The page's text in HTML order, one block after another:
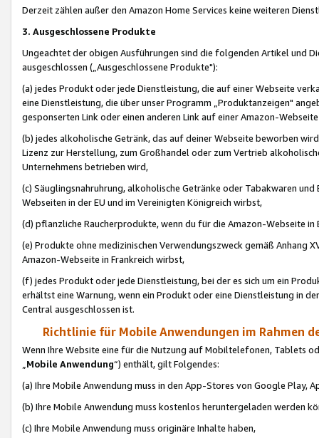
Derzeit zählen außer den Amazon Home Services keine weiteren
3. Ausgeschlossene Produkte
Ungeachtet der obigen Ausführungen sind die folgenden Artikel und
ausgeschlossen („Ausgeschlossene Produkte"):
(a) jedes Produkt oder jede Dienstleistung, die auf einer Webseite
eine Dienstleistung, die über unser Programm „Produktanzeigen"
gesponserten Link oder einen anderen Link auf einer Amazon-
(b) jedes alkoholische Getränk, das auf deiner Webseite beworben
Lizenz zur Herstellung, zum Großhandel oder zum Vertrieb
Unternehmens betrieben wird,
(c) Säuglingsnahruhrung, alkoholische Getränke oder Tabakwaren
Webseiten in der EU und im Vereinigten Königreich wirbst,
(d) pflanzliche Raucherprodukte, wenn du für die Amazon-Webseite in
(e) Produkte ohne medizinischen Verwendungszweck gemäß Anhang
Amazon-Webseite in Frankreich wirbst,
(f) jedes Produkt oder jede Dienstleistung, bei der es sich um ein
erhältst eine Warnung, wenn ein Produkt oder eine Dienstleistung in
Central ausgeschlossen ist.
Richtlinie für Mobile Anwendungen im Rahmen
Wenn Ihre Website eine für die Nutzung auf Mobiltelefonen, Tablets
„Mobile Anwendung“) enthält, gilt Folgendes:
(a) Ihre Mobile Anwendung muss in den App-Stores von Google Play,
(b) Ihre Mobile Anwendung muss kostenlos heruntergeladen werden
(c) Ihre Mobile Anwendung muss originäre Inhalte haben,